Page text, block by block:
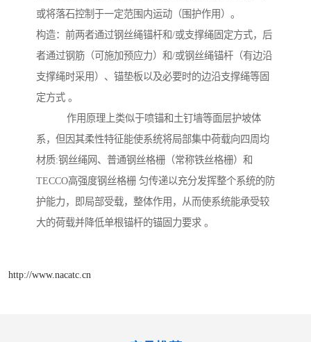
或将落石控制于一定范围内运动（围护作用）。
构造：前两者通过钢丝绳锚杆和/或支撑绳固定方式，后
者通过钢筋（可施加预应力）和/或钢丝绳锚杆（有边沿
支撑绳时采用）、锚垫板以及必要时的边沿支撑绳等固
定方式 。
作用原理上类似于喷锚和土钉墙等面层护坡体
系，但因其柔性特征能使系统将局部集中荷载向四周均
材质:钢丝绳网、普通钢丝格栅（常称铁丝格栅）和
TECCO高强度钢丝格栅 匀传递以充分发挥整个系统的防
护能力，即局部受载，整体作用，从而使系统能承受较
大的荷载并降低单根锚杆的锚固力要求 。
http://www.nacatc.cn